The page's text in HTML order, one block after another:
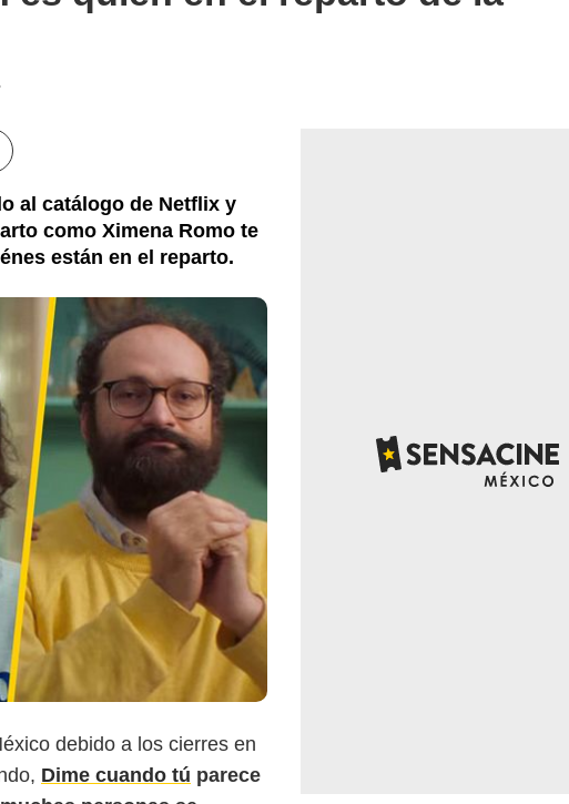
esta noticia
al catálogo de Netflix y
como Ximena Romo te
están en el reparto.
debido a los cierres en
Dime cuando tú parece